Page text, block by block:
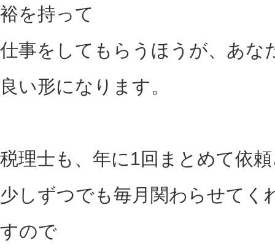
裕を持って
仕事をしてもらうほうが、あな
良い形になります。
税理士も、年に1回まとめて依
少しずつでも毎月関わらせてく
すので